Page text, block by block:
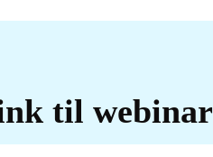
til webinar